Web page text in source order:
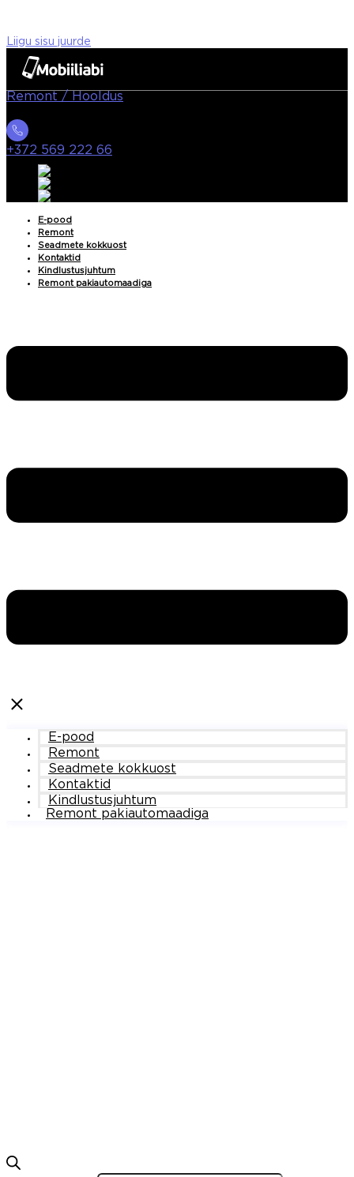
Liigu sisu juurde
Remont / Hooldus
+372 569 222 66
E-pood
Remont
Seadmete kokkuost
Kontaktid
Kindlustusjuhtum
Remont pakiautomaadiga
E-pood
Remont
Seadmete kokkuost
Kontaktid
Kindlustusjuhtum
Remont pakiautomaadiga